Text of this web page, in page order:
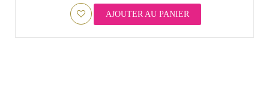
AJOUTER AU PANIER